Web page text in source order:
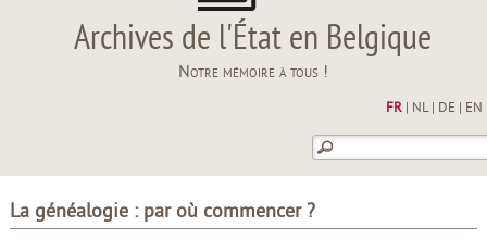
Archives de l'État en Belgique
Notre mémoire à tous !
FR| NL| DE EN
La généalogie : par où commencer ?